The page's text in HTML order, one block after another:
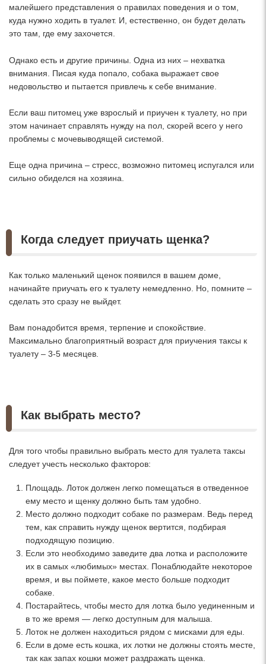
малейшего представления о правилах поведения и о том,
куда нужно ходить в туалет. И, естественно, он будет делать
это там, где ему захочется.
Однако есть и другие причины. Одна из них – нехватка
внимания. Писая куда попало, собака выражает свое
недовольство и пытается привлечь к себе внимание.
Если ваш питомец уже взрослый и приучен к туалету, но при
этом начинает справлять нужду на пол, скорей всего у него
проблемы с мочевыводящей системой.
Еще одна причина – стресс, возможно питомец испугался или
сильно обиделся на хозяина.
Когда следует приучать щенка?
Как только маленький щенок появился в вашем доме,
начинайте приучать его к туалету немедленно. Но, помните –
сделать это сразу не выйдет.
Вам понадобится время, терпение и спокойствие.
Максимально благоприятный возраст для приучения таксы к
туалету – 3-5 месяцев.
Как выбрать место?
Для того чтобы правильно выбрать место для туалета таксы
следует учесть несколько факторов:
Площадь. Лоток должен легко помещаться в отведенное
ему место и щенку должно быть там удобно.
Место должно подходит собаке по размерам. Ведь перед
тем, как справить нужду щенок вертится, подбирая
подходящую позицию.
Если это необходимо заведите два лотка и расположите
их в самых «любимых» местах. Понаблюдайте некоторое
время, и вы поймете, какое место больше подходит
собаке.
Постарайтесь, чтобы место для лотка было уединенным и
в то же время — легко доступным для малыша.
Лоток не должен находиться рядом с мисками для еды.
Если в доме есть кошка, их лотки не должны стоять месте,
так как запах кошки может раздражать щенка.